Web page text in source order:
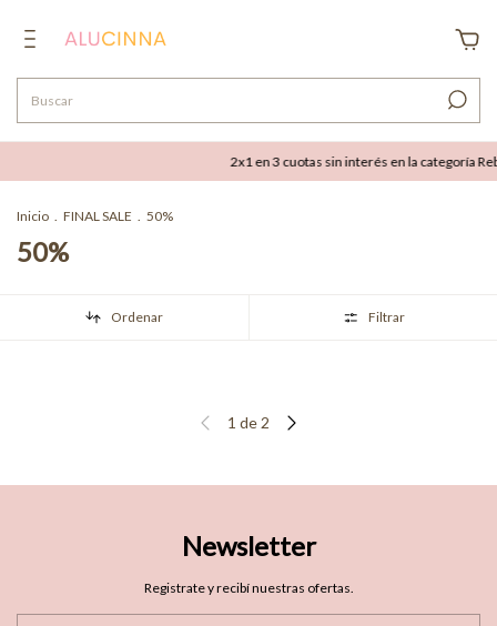
2x1 en 3 cuotas sin interés en la categoría
Inicio . FINAL SALE . 50%
50%
Ordenar Filtrar
1 de 2
Newsletter
Registrate y recibí nuestras ofertas.